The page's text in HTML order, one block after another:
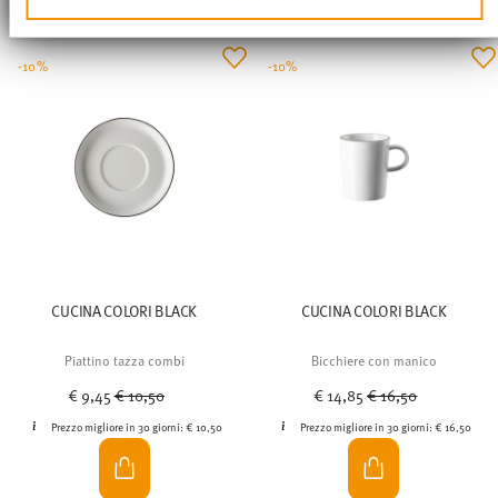
Analysen weiter. Unsere Partner führen diese
Informationen möglicherweise mit weiteren Daten
zusammen, die Sie ihnen bereitgestellt haben oder die
CUCINA COLORI BLACK
Piattino tazza combi
€ 9,45Price reduced from
€ 10,50
Prezzo migliore in 30 giorni: € 10,50
-10%
CUCINA COLORI BLACK
Bicchiere con manico
€ 14,85Price reduced from
€ 16,50
Prezzo migliore in 30 giorni:€ 16,50
-10%